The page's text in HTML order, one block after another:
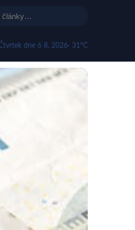
dne 6 8. 2026· 31°C